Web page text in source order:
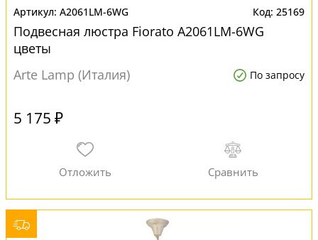
A2061LM-6WG 25169
Подвесная люстра Fiorato A2061LM-6WG
цветы
Arte Lamp (Италия)
По запросу
5 175 ₽